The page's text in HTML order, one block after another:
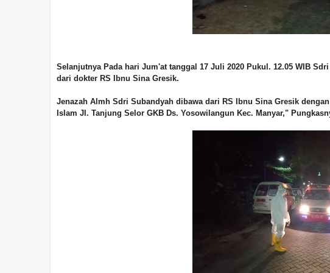
Selanjutnya Pada hari Jum'at tanggal 17 Juli 2020 Pukul. 12.05 WIB
dari dokter RS Ibnu Sina Gresik.
Jenazah Almh Sdri Subandyah dibawa dari RS Ibnu Sina Gresik
Islam Jl. Tanjung Selor GKB Ds. Yosowilangun Kec. Manyar,"